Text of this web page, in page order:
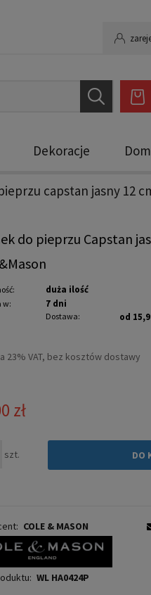
Dekoracje
capstan jasny 12
do pieprzu Capstan
duża ilość
w: 7 dni
Dostawa: od
płatności
23% VAT, bez kosztów dostawy
zł
szt.
DO
COLE & MASON
WL HA0424P